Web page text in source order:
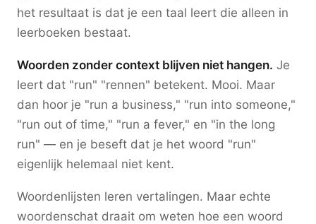
het resultaat is dat je een taal leert die alleen in
leerboeken bestaat.
Woorden zonder context blijven niet hangen. Je
leert dat "run" "rennen" betekent. Mooi. Maar
dan hoor je "run a business," "run into someone,"
"run out of time," "run a fever," en "in the long
run" — en je beseft dat je het woord "run"
eigenlijk helemaal niet kent.
Woordenlijsten leren vertalingen. Maar echte
woordenschat draait om weten hoe een woord